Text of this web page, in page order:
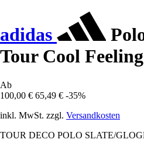
adidas
Tour Cool
Ab
100,00 € 65,49 € -35%
inkl. MwSt. zzgl. Versandkosten
TOUR DECO POLO SLATE/